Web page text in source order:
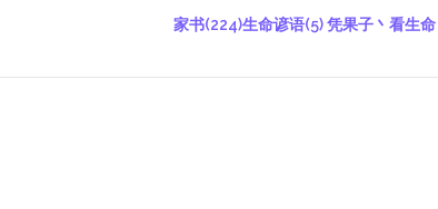
家书(224)生命谚语(5) 凭果子丶看生命